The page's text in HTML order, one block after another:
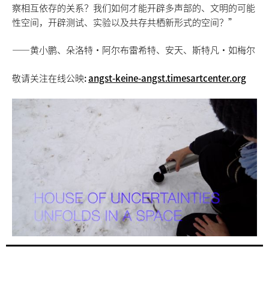
察相互依存的关系？我们如何才能开辟多声部的、文明的可能
性空间，开辟测试、实验以及共存共栖新形式的空间？”
——黄小鹏、朵洛特·阿尔布雷希特、安天、斯特凡·如梅尔
敬请关注在线公映:angst-keine-angst.timesartcenter.org